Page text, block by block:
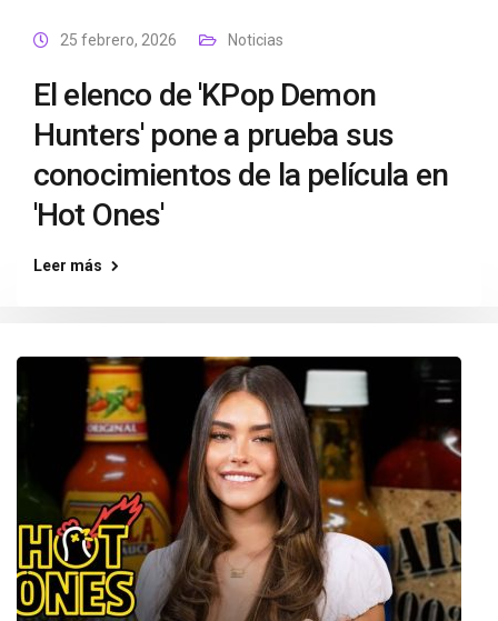
25 febrero, 2026 Noticias
El elenco de 'KPop Demon
Hunters' pone a prueba sus
conocimientos de la película en
'Hot Ones'
Leer más